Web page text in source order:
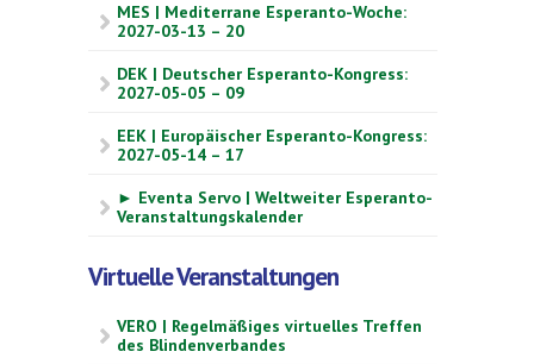
MES | Mediterrane Esperanto-Woche:
2027-03-13 – 20
DEK | Deutscher Esperanto-Kongress:
2027-05-05 – 09
EEK | Europäischer Esperanto-Kongress:
2027-05-14 – 17
► Eventa Servo | Weltweiter Esperanto-
Veranstaltungskalender
Virtuelle Veranstaltungen
VERO | Regelmäßiges virtuelles Treffen
des Blindenverbandes